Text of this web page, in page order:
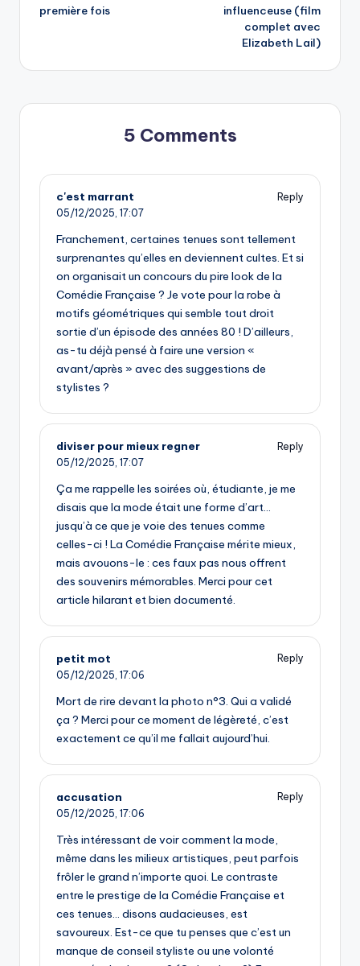
première fois
influenceuse (film
complet avec
Elizabeth Lail)
5 Comments
c'est marrant
Reply
05/12/2025, 17:07
Franchement, certaines tenues sont tellement
surprenantes qu’elles en deviennent cultes. Et si
on organisait un concours du pire look de la
Comédie Française ? Je vote pour la robe à
motifs géométriques qui semble tout droit
sortie d’un épisode des années 80 ! D’ailleurs,
as-tu déjà pensé à faire une version «
avant/après » avec des suggestions de
stylistes ?
diviser pour mieux regner
Reply
05/12/2025, 17:07
Ça me rappelle les soirées où, étudiante, je me
disais que la mode était une forme d’art…
jusqu’à ce que je voie des tenues comme
celles-ci ! La Comédie Française mérite mieux,
mais avouons-le : ces faux pas nous offrent
des souvenirs mémorables. Merci pour cet
article hilarant et bien documenté.
petit mot
Reply
05/12/2025, 17:06
Mort de rire devant la photo n°3. Qui a validé
ça ? Merci pour ce moment de légèreté, c’est
exactement ce qu’il me fallait aujourd’hui.
accusation
Reply
05/12/2025, 17:06
Très intéressant de voir comment la mode,
même dans les milieux artistiques, peut parfois
frôler le grand n’importe quoi. Le contraste
entre le prestige de la Comédie Française et
ces tenues… disons audacieuses, est
savoureux. Est-ce que tu penses que c’est un
manque de conseil styliste ou une volonté